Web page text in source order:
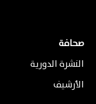
صحافة
النشرة الدورية
الأرشيف